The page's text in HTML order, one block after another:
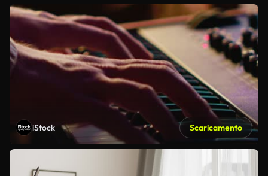
iStock Scaricamento